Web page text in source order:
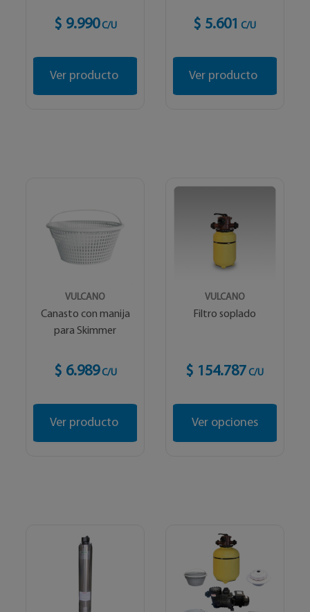
$ 9.990 C/U
Ver producto
$ 5.601 C/U
Ver producto
VULCANO
Canasto con manija
para Skimmer
$ 6.989 C/U
Ver producto
VULCANO
Filtro soplado
$ 154.787 C/U
Ver opciones